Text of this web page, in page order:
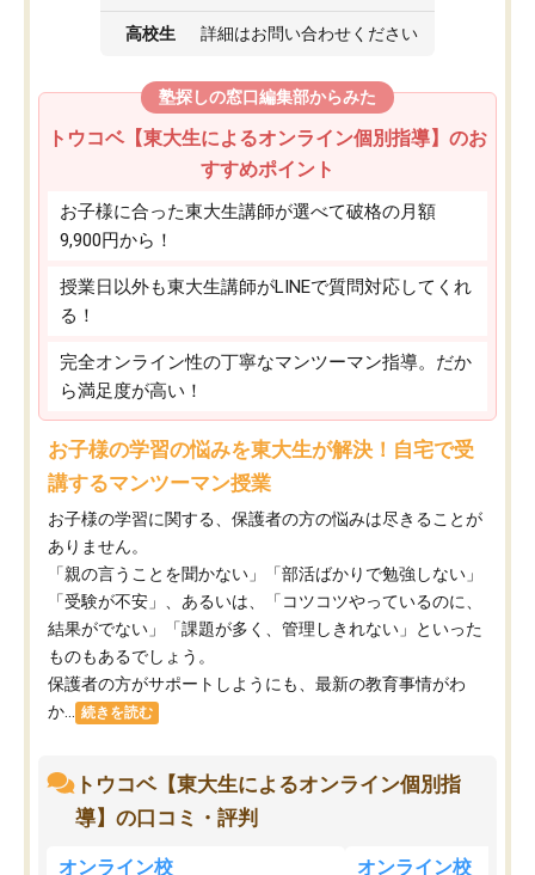
高校生 詳細はお問い合わせください
塾探しの窓口編集部からみた
トウコベ【東大生によるオンライン個別指導】のお
すすめポイント
お子様に合った東大生講師が選べて破格の月額
9,900円から！
授業日以外も東大生講師がLINEで質問対応してくれ
る！
完全オンライン性の丁寧なマンツーマン指導。だか
ら満足度が高い！
お子様の学習の悩みを東大生が解決！自宅で受
講するマンツーマン授業
お子様の学習に関する、保護者の方の悩みは尽きることが
ありません。
「親の言うことを聞かない」「部活ばかりで勉強しない」
「受験が不安」、あるいは、「コツコツやっているのに、
結果がでない」「課題が多く、管理しきれない」といった
ものもあるでしょう。
保護者の方がサポートしようにも、最新の教育事情がわ
か...
続きを読む
トウコベ【東大生によるオンライン個別指
導】の口コミ・評判
オンライン校 オンライン校